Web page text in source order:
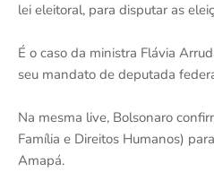
lei eleitoral, para disputar as
É o caso da ministra Flávia
seu mandato de deputada
Na mesma live, Bolsonaro
Família e Direitos Humanos)
Amapá.